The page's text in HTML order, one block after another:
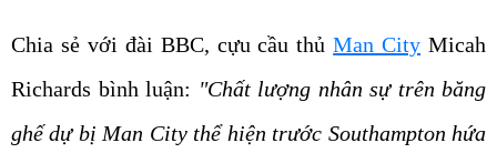
Chia sẻ với đài BBC, cựu cầu thủMan City Micah
Richards bình luận: "Chất lượng nhân sự trên băng
ghế dự bị Man City thể hiện trước Southampton hứa